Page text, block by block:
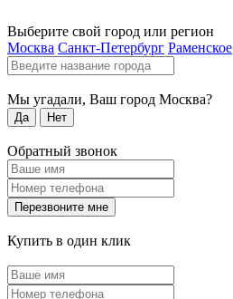
Выберите свой город или регион
Москва Санкт-Петербург Раменское
Мы угадали, Ваш город Москва?
Да Нет
Обратный звонок
Перезвоните мне
Купить в один клик